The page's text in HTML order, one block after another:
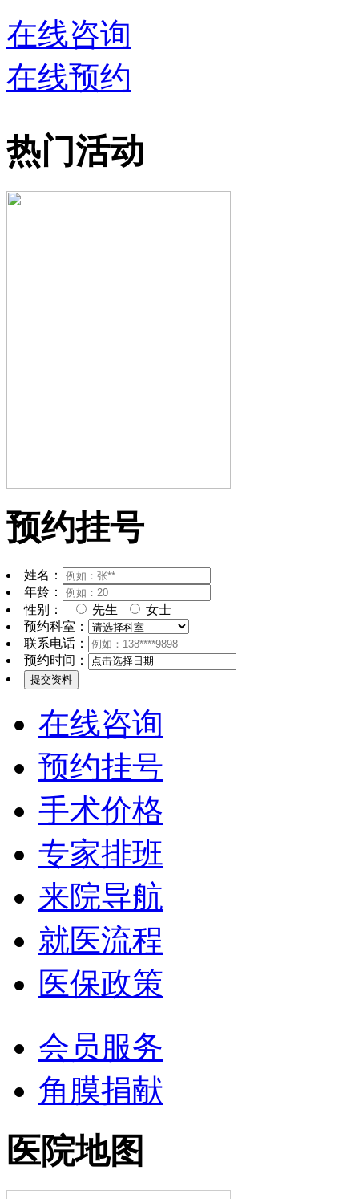
在线咨询
在线预约
热门活动
预约挂号
姓名：
年龄：
性别：
先生
女士
预约科室：
联系电话：
预约时间：
在线咨询
预约挂号
手术价格
专家排班
来院导航
就医流程
医保政策
会员服务
角膜捐献
医院地图